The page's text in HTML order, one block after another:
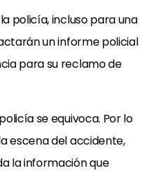
policía, incluso para una
un informe policial
para su reclamo de
se equivoca. Por lo
escena del accidente,
la información que